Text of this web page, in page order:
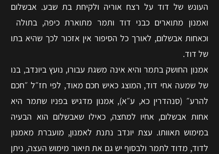
העונש של דוד על רצח אוריה ולקיחת בת שבע. אבשלום
ואמנון מתוארים כבני דוד ותמר מתוארת כיפה, בתולה
וכאחות אבשלום, לאורך כל הסיפור אין אזכור לכך שהיא בתו
של דוד.
אמנון החושק בתמר והיא אינה משגת עבורו, נועץ ביונדב, בנו
של שמעה אחי דוד, המוצג כאיש חכם מאוד, לפי חז״ל ״חכם
להרע״ (סנהדרין כא, ע״א), אמנון מדגיש בפניו שתמר היא
אחות אבשלום, אחיו למחצה, כאילו שאבשלום הוא הבעיה
במימוש תאוותו. עצת יונדב נתנת לאמנון, מועברת מאמנון
לדוד, מדוד לתמר ולבסוף יש גם את תיאור מימוש העצה, ניתן